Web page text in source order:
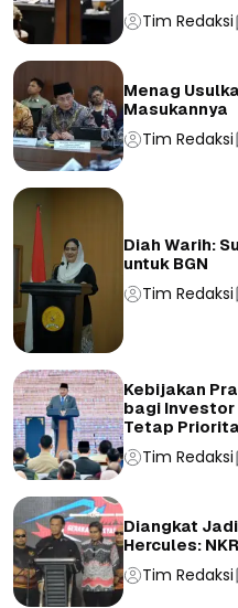
Tim Redaksi
Menag
Masukannya
Tim Redaksi
Diah Warih:
untuk BGN
Tim Redaksi
Kebijakan
bagi Investor
Tetap
Tim Redaksi
Diangkat
Hercules:
Tim Redaksi